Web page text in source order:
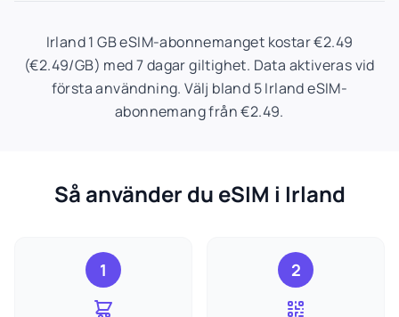
Irland 1 GB eSIM-abonnemanget kostar €2.49
(€2.49/GB) med 7 dagar giltighet. Data aktiveras vid
första användning. Välj bland 5 Irland eSIM-
abonnemang från €2.49.
Så använder du eSIM i Irland
1 2